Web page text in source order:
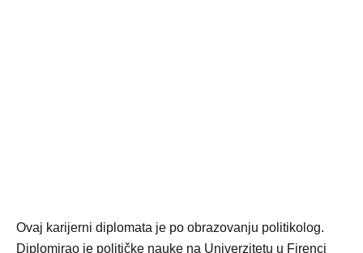
Ovaj karijerni diplomata je po obrazovanju politikolog.
Diplomirao je političke nauke na Univerzitetu u Firenci